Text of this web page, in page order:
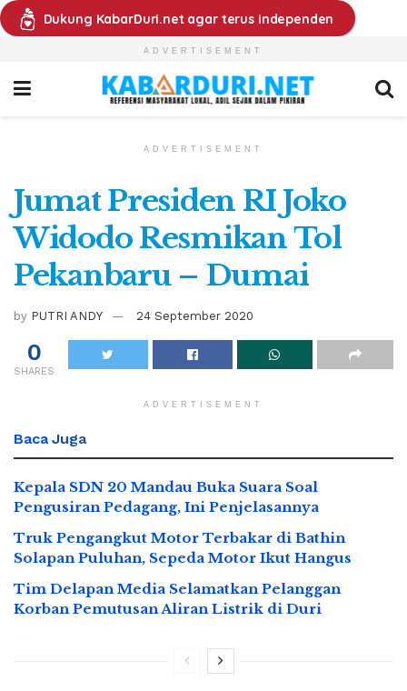
Dukung KabarDuri.net agar terus independen
ADVERTISEMENT
ADVERTISEMENT
Jumat Presiden RI Joko
Widodo Resmikan Tol
Pekanbaru – Dumai
by PUTRI ANDY 24 September 2020
0
SHARES
ADVERTISEMENT
Baca Juga
Kepala SDN 20 Mandau Buka Suara Soal
Pengusiran Pedagang, Ini Penjelasannya
Truk Pengangkut Motor Terbakar di Bathin
Solapan Puluhan, Sepeda Motor Ikut Hangus
Tim Delapan Media Selamatkan Pelanggan
Korban Pemutusan Aliran Listrik di Duri